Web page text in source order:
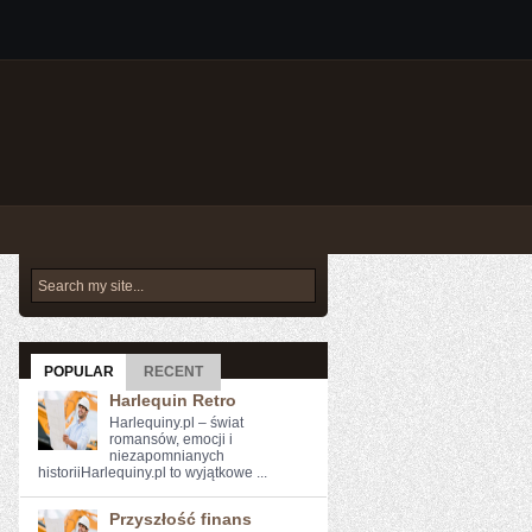
POPULAR RECENT
Harlequin Retro
Harlequiny.pl – świat
romansów, emocji i
niezapomnianych
historiiHarlequiny.pl to wyjątkowe ...
Przyszłość finans